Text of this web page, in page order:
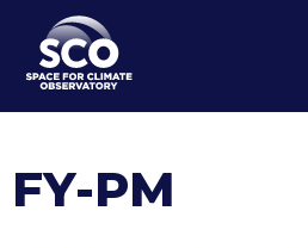
contenu
principal
FY-PM